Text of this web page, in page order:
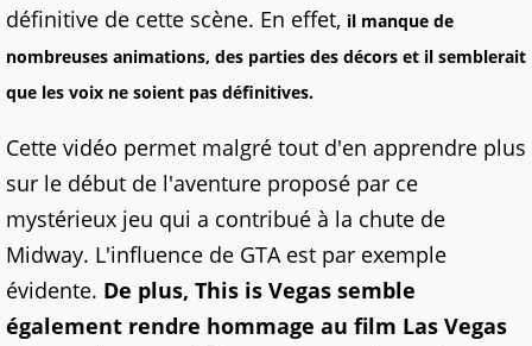
définitive de cette scène. En effet, il manque de
nombreuses animations, des parties des décors et il semblerait
que les voix ne soient pas définitives.
Cette vidéo permet malgré tout d'en apprendre plus
sur le début de l'aventure proposé par ce
mystérieux jeu qui a contribué à la chute de
Midway. L'influence de GTA est par exemple
évidente. De plus, This is Vegas semble
également rendre hommage au film Las Vegas